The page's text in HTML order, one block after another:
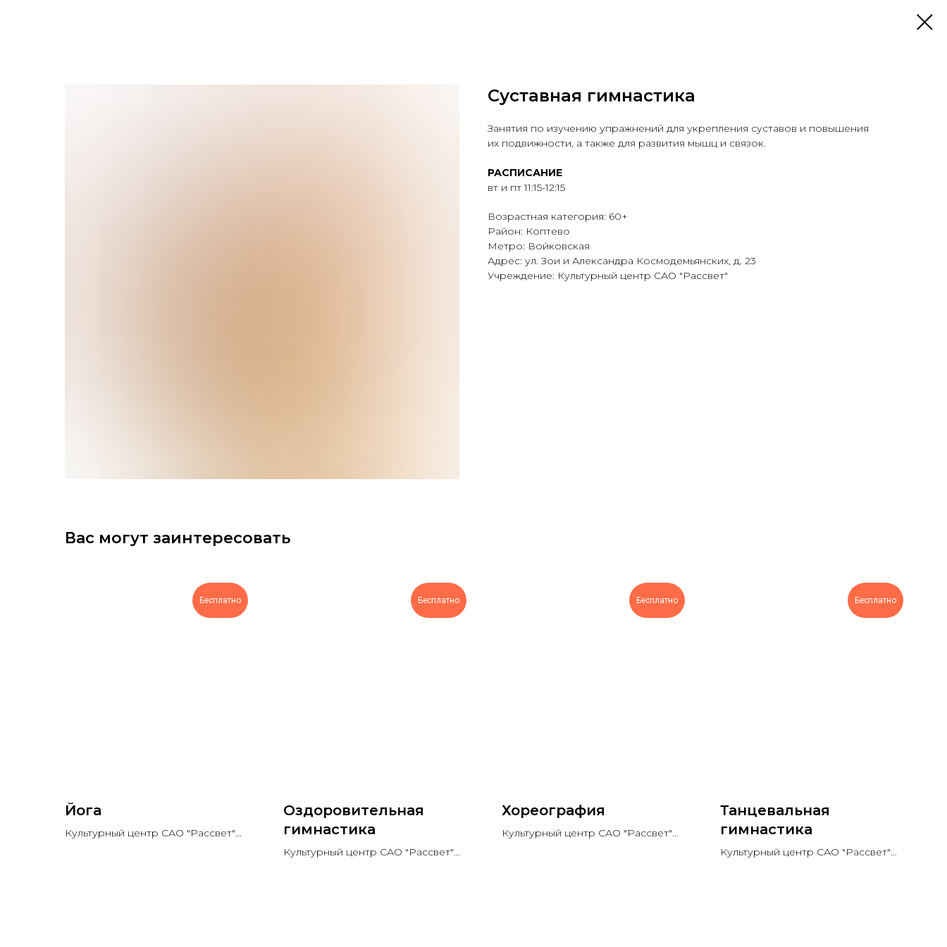
Суставная гимнастика
Занятия по изучению упражнений для укрепления суставов и повышения
их подвижности, а также для развития мышц и связок.
РАСПИСАНИЕ
вт и пт 11:15-12:15
Возрастная категория: 60+
Район: Коптево
Метро: Войковская
Адрес: ул. Зои и Александра Космодемьянских, д. 23
Учреждение: Культурный центр САО "Рассвет"
Вас могут заинтересовать
Бесплатно
Йога
Культурный центр САО "Рассвет"
Бесплатно
Оздоровительная
гимнастика
Культурный центр САО "Рассвет"
Бесплатно
Хореография
Культурный центр САО "Рассвет"
Бесплатно
Танцевальная
гимнастика
Культурный центр САО "Рассвет"